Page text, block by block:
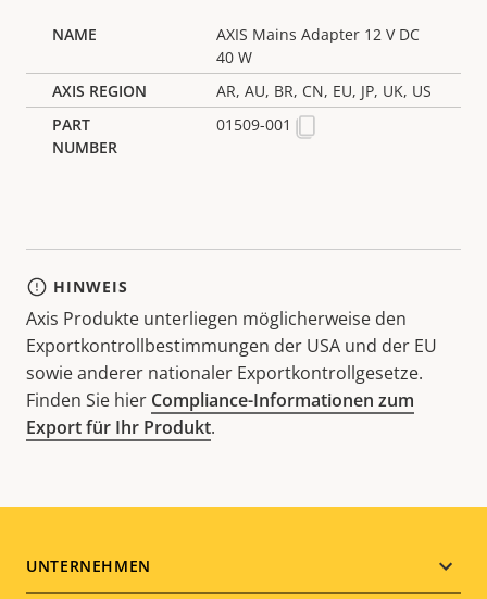
AXIS Mains Adapter 12 V DC
40 W
AR, AU, BR, CN, EU, JP, UK, US
01509-001
HINWEIS
Axis Produkte unterliegen möglicherweise den
Exportkontrollbestimmungen der USA und der EU
sowie anderer nationaler Exportkontrollgesetze.
Finden Sie hier Compliance-Informationen zum
Export für Ihr Produkt.
Footer
UNTERNEHMEN